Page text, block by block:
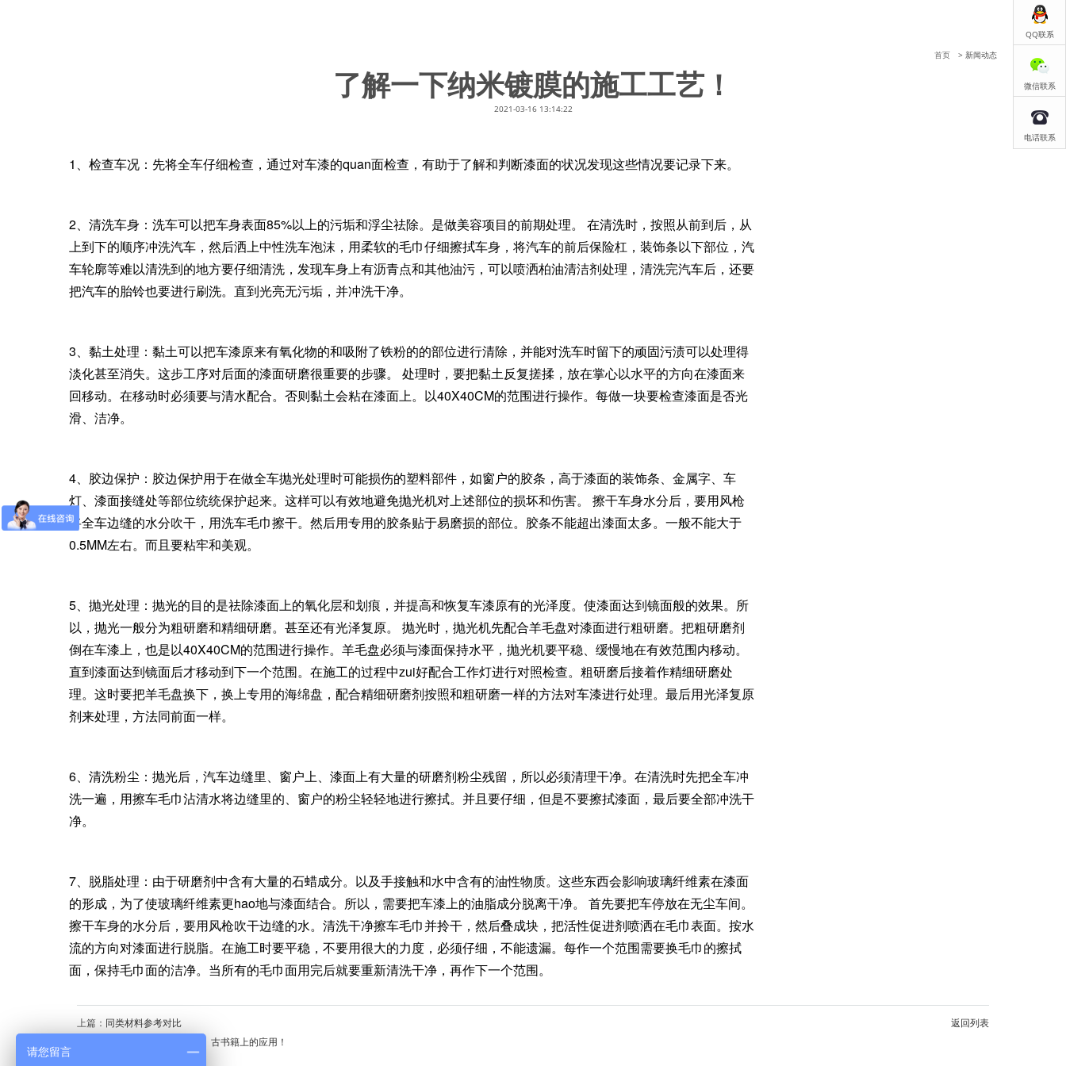
QQ联系
微信联系
电话联系
首页 > 新闻动态
了解一下纳米镀膜的施工工艺！
2021-03-16 13:14:22
1、检查车况：先将全车仔细检查，通过对车漆的quan面检查，有助于了解和判断漆面的状况发现这些情况要记录下来。
2、清洗车身：洗车可以把车身表面85%以上的污垢和浮尘祛除。是做美容项目的前期处理。 在清洗时，按照从前到后，从
上到下的顺序冲洗汽车，然后洒上中性洗车泡沫，用柔软的毛巾仔细擦拭车身，将汽车的前后保险杠，装饰条以下部位，汽
车轮廓等难以清洗到的地方要仔细清洗，发现车身上有沥青点和其他油污，可以喷洒柏油清洁剂处理，清洗完汽车后，还要
把汽车的胎铃也要进行刷洗。直到光亮无污垢，并冲洗干净。
3、黏土处理：黏土可以把车漆原来有氧化物的和吸附了铁粉的的部位进行清除，并能对洗车时留下的顽固污渍可以处理得
淡化甚至消失。这步工序对后面的漆面研磨很重要的步骤。 处理时，要把黏土反复搓揉，放在掌心以水平的方向在漆面来
回移动。在移动时必须要与清水配合。否则黏土会粘在漆面上。以40X40CM的范围进行操作。每做一块要检查漆面是否光
滑、洁净。
4、胶边保护：胶边保护用于在做全车抛光处理时可能损伤的塑料部件，如窗户的胶条，高于漆面的装饰条、金属字、车
灯、漆面接缝处等部位统统保护起来。这样可以有效地避免抛光机对上述部位的损坏和伤害。 擦干车身水分后，要用风枪
将全车边缝的水分吹干，用洗车毛巾擦干。然后用专用的胶条贴于易磨损的部位。胶条不能超出漆面太多。一般不能大于
0.5MM左右。而且要粘牢和美观。
5、抛光处理：抛光的目的是祛除漆面上的氧化层和划痕，并提高和恢复车漆原有的光泽度。使漆面达到镜面般的效果。所
以，抛光一般分为粗研磨和精细研磨。甚至还有光泽复原。 抛光时，抛光机先配合羊毛盘对漆面进行粗研磨。把粗研磨剂
倒在车漆上，也是以40X40CM的范围进行操作。羊毛盘必须与漆面保持水平，抛光机要平稳、缓慢地在有效范围内移动。
直到漆面达到镜面后才移动到下一个范围。在施工的过程中zui好配合工作灯进行对照检查。粗研磨后接着作精细研磨处
理。这时要把羊毛盘换下，换上专用的海绵盘，配合精细研磨剂按照和粗研磨一样的方法对车漆进行处理。最后用光泽复原
剂来处理，方法同前面一样。
6、清洗粉尘：抛光后，汽车边缝里、窗户上、漆面上有大量的研磨剂粉尘残留，所以必须清理干净。在清洗时先把全车冲
洗一遍，用擦车毛巾沾清水将边缝里的、窗户的粉尘轻轻地进行擦拭。并且要仔细，但是不要擦拭漆面，最后要全部冲洗干
净。
7、脱脂处理：由于研磨剂中含有大量的石蜡成分。以及手接触和水中含有的油性物质。这些东西会影响玻璃纤维素在漆面
的形成，为了使玻璃纤维素更hao地与漆面结合。所以，需要把车漆上的油脂成分脱离干净。 首先要把车停放在无尘车间。
擦干车身的水分后，要用风枪吹干边缝的水。清洗干净擦车毛巾并拎干，然后叠成块，把活性促进剂喷洒在毛巾表面。按水
流的方向对漆面进行脱脂。在施工时要平稳，不要用很大的力度，必须仔细，不能遗漏。每作一个范围需要换毛巾的擦拭
面，保持毛巾面的洁净。当所有的毛巾面用完后就要重新清洗干净，再作下一个范围。
返回列表
上篇： 同类材料参考对比
Parylene在文物，标本、古书籍上的应用！
请您留言